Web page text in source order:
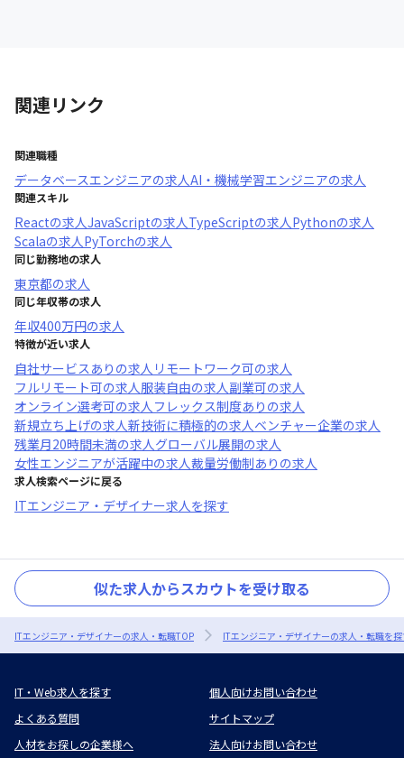
関連リンク
関連職種
データベースエンジニアの求人AI・機械学習エンジニアの求人
関連スキル
Reactの求人JavaScriptの求人TypeScriptの求人Pythonの求人
Scalaの求人PyTorchの求人
同じ勤務地の求人
東京都の求人
同じ年収帯の求人
年収400万円の求人
特徴が近い求人
自社サービスあり の求人 リモートワーク可の求人
フルリモート可の求人服装自由の求人副業可の求人
オンライン選考可の求人フレックス制度あり の求人
新規立ち上げの求人新技術に積極的の求人ベンチャー企業の求人
残業月20時間未満の求人グローバル展開の求人
女性エンジニアが活躍中の求人裁量労働制あり の求人
求人検索ページに戻る
ITエンジニア・デザイナー求人を探す
似た求人からスカウトを受け取る
ITエンジニア・デザイナーの求人・転職TOP ITエンジニア・デザイナーの求人・転職を
IT・Web求人を探す
個人向けお問い合わせ
よくある質問
サイトマップ
人材をお探しの企業様へ
法人向けお問い合わせ